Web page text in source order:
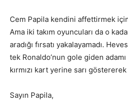
Cem Papila kendini affettirmek
Ama iki takım oyuncuları da o
aradığı fırsatı yakalayamadı.
tek Ronaldo’nun gole giden
kırmızı kart yerine sarı
Sayın Papila,